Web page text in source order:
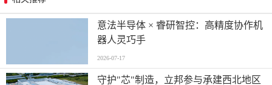
意法半导体 × 睿研智控：高精度协作机
器人灵巧手
2026-07-17
守护"芯"制造，立邦参与承建西北地区